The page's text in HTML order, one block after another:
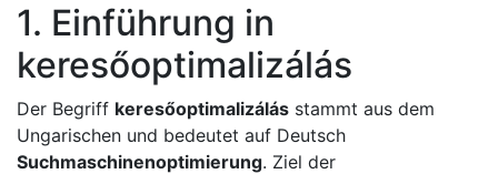
1. Einführung in
keresőoptimalizálás
Der Begriff keresőoptimalizálás stammt aus dem
Ungarischen und bedeutet auf Deutsch
Suchmaschinenoptimierung. Ziel der